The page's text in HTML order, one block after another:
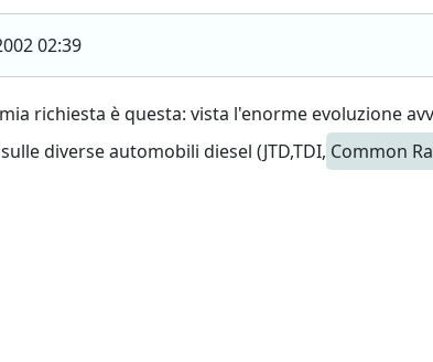
02:39
richiesta è questa: vista l'enorme evoluzione
diverse automobili diesel (JTD,TDI, Common